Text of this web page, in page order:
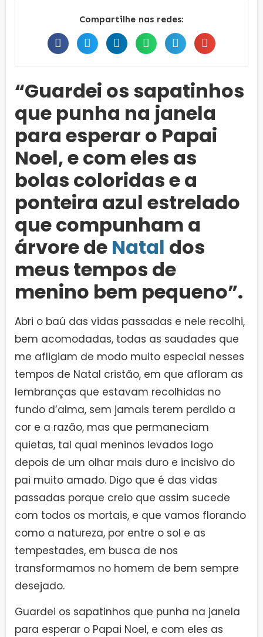
Compartilhe nas redes:
“Guardei os sapatinhos
que punha na janela
para esperar o Papai
Noel, e com eles as
bolas coloridas e a
ponteira azul estrelado
que compunham a
árvore de Natal dos
meus tempos de
menino bem pequeno”.
Abri o baú das vidas passadas e nele recolhi,
bem acomodadas, todas as saudades que
me afligiam de modo muito especial nesses
tempos de Natal cristão, em que afloram as
lembranças que estavam recolhidas no
fundo d’alma, sem jamais terem perdido a
cor e a razão, mas que permaneciam
quietas, tal qual meninos levados logo
depois de um olhar mais duro e incisivo do
pai muito amado. Digo que é das vidas
passadas porque creio que assim sucede
com todos os mortais, e que vamos florando
como a natureza, por entre o sol e as
tempestades, em busca de nos
transformamos no homem de bem sempre
desejado.
Guardei os sapatinhos que punha na janela
para esperar o Papai Noel, e com eles as